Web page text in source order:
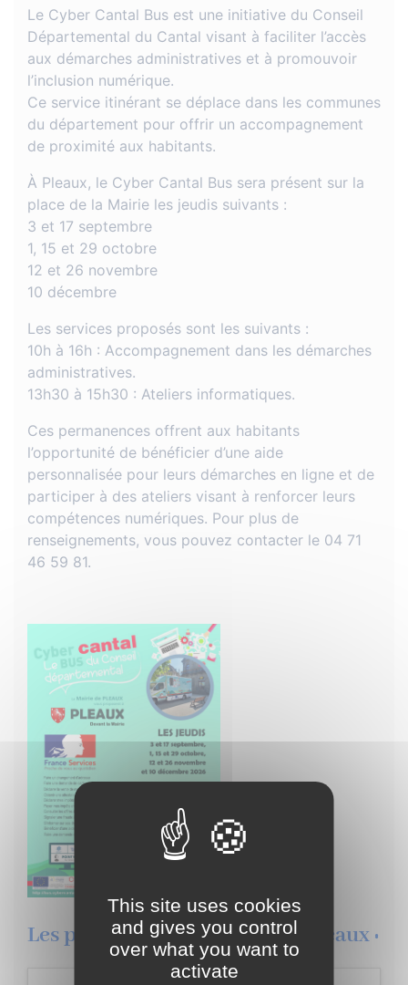
Le Cyber Cantal Bus est une initiative du Conseil
Départemental du Cantal visant à faciliter l’accès
aux démarches administratives et à promouvoir
l’inclusion numérique.
Ce service itinérant se déplace dans les communes
du département pour offrir un accompagnement
de proximité aux habitants.
À Pleaux, le Cyber Cantal Bus sera présent sur la
place de la Mairie les jeudis suivants :
3 et 17 septembre
1, 15 et 29 octobre
12 et 26 novembre
10 décembre
Les services proposés sont les suivants :
10h à 16h : Accompagnement dans les démarches
administratives.
13h30 à 15h30 : Ateliers informatiques.
Ces permanences offrent aux habitants
l’opportunité de bénéficier d’une aide
personnalisée pour leurs démarches en ligne et de
participer à des ateliers visant à renforcer leurs
compétences numériques. Pour plus de
renseignements, vous pouvez contacter le 04 71
46 59 81.
Les prochains évènement de Pleaux :
This site uses cookies
and gives you control
over what you want to
activate